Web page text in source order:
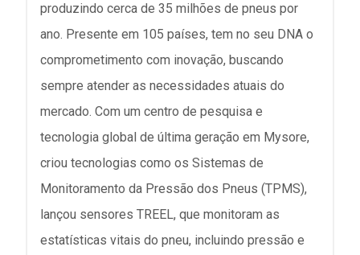
produzindo cerca de 35 milhões de pneus por
ano. Presente em 105 países, tem no seu DNA o
comprometimento com inovação, buscando
sempre atender as necessidades atuais do
mercado. Com um centro de pesquisa e
tecnologia global de última geração em Mysore,
criou tecnologias como os Sistemas de
Monitoramento da Pressão dos Pneus (TPMS),
lançou sensores TREEL, que monitoram as
estatísticas vitais do pneu, incluindo pressão e